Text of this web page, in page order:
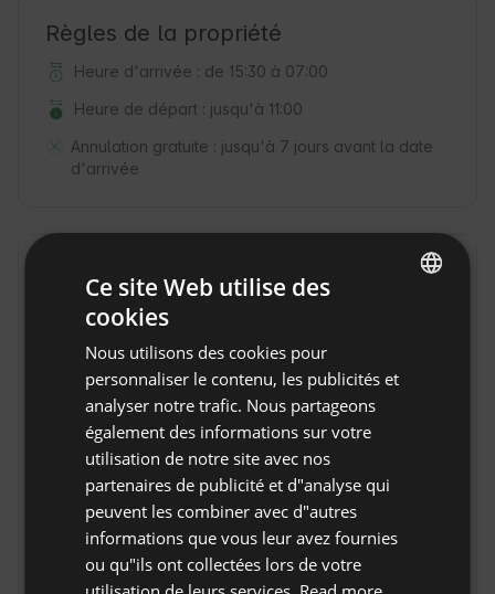
Règles de la propriété
Heure d'arrivée : de 15:30 à 07:00
Heure de départ : jusqu'à 11:00
Annulation gratuite : jusqu'à 7 jours avant la date
d'arrivée
Emplacement
Kazimierz Dolny, Voïvodie lubelskie, Pologne
CZECH
Ce site Web utilise des
cookies
Nous utilisons des cookies pour
personnaliser le contenu, les publicités et
analyser notre trafic. Nous partageons
également des informations sur votre
utilisation de notre site avec nos
partenaires de publicité et d"analyse qui
peuvent les combiner avec d"autres
informations que vous leur avez fournies
ou qu"ils ont collectées lors de votre